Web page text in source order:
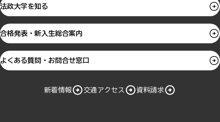
法政大学を知る
合格発表・新入生総合案内
よくある質問・お問合せ窓口
新着情報 交通アクセス 資料請求